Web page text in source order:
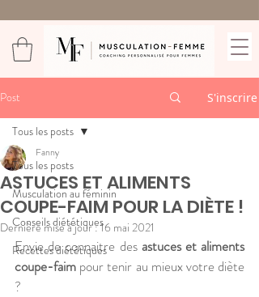
Post S'inscrire
Tous les posts
Musculation au féminin
Conseils diététiques
Recettes diététiques
Tous les posts
ASTUCES ET ALIMENTS
COUPE-FAIM POUR LA DIÈTE !
Fanny
Dernière mise à jour :16 mai 2021
Envie de connaitre des astuces et aliments
coupe-faim pour tenir au mieux votre diète
?